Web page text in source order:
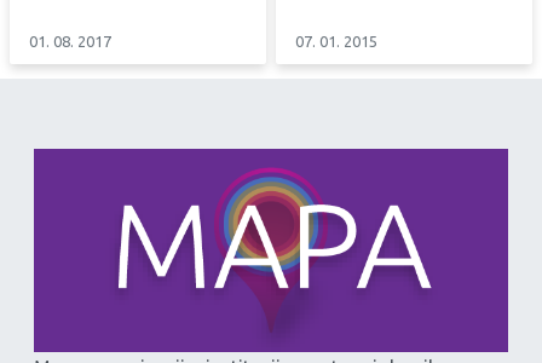
01. 08. 2017 07. 01. 2015